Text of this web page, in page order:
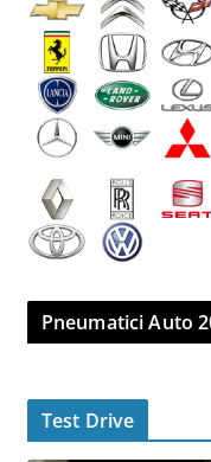
Pneumatici Auto
Test Drive